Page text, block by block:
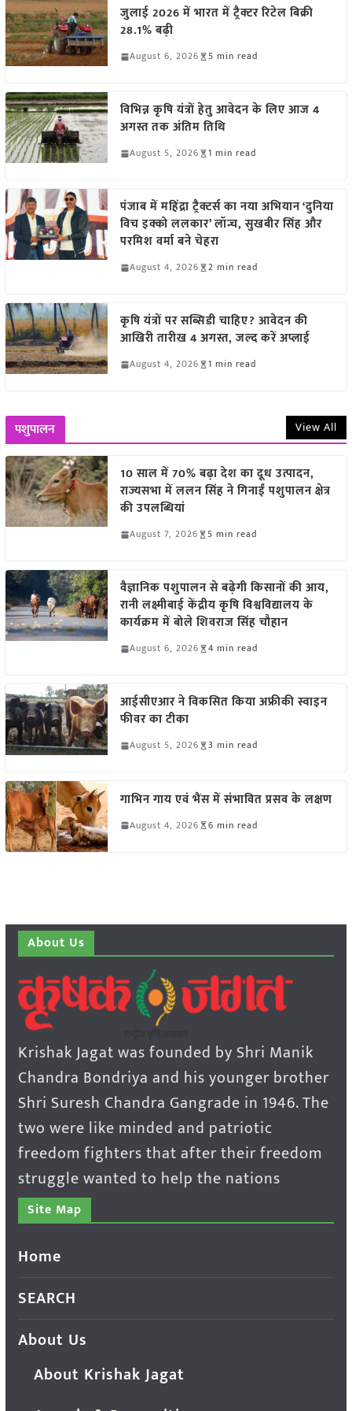
जुलाई 2026 में भारत में ट्रैक्टर रिटेल बिक्री
28.1% बढ़ी
August 6, 2026 5 min read
विभिन्न कृषि यंत्रों हेतु आवेदन के लिए आज 4
अगस्त तक अंतिम तिथि
August 5, 2026 1 min read
पंजाब में महिंद्रा ट्रैक्टर्स का नया अभियान ‘दुनिया
विच इक्को ललकार’ लॉन्च, सुखबीर सिंह और
परमिश वर्मा बने चेहरा
August 4, 2026 2 min read
कृषि यंत्रों पर सब्सिडी चाहिए? आवेदन की
आखिरी तारीख 4 अगस्त, जल्द करें अप्लाई
August 4, 2026 1 min read
पशुपालन View All
10 साल में 70% बढ़ा देश का दूध उत्पादन,
राज्यसभा में ललन सिंह ने गिनाईं पशुपालन क्षेत्र
की उपलब्धियां
August 7, 2026 5 min read
वैज्ञानिक पशुपालन से बढ़ेगी किसानों की आय,
रानी लक्ष्मीबाई केंद्रीय कृषि विश्वविद्यालय के
कार्यक्रम में बोले शिवराज सिंह चौहान
August 6, 2026 4 min read
आईसीएआर ने विकसित किया अफ्रीकी स्वाइन
फीवर का टीका
August 5, 2026 3 min read
गाभिन गाय एवं भैंस में संभावित प्रसव के लक्षण
August 4, 2026 6 min read
About Us
Krishak Jagat was founded by Shri Manik
Chandra Bondriya and his younger brother
Shri Suresh Chandra Gangrade in 1946. The
two were like minded and patriotic
freedom fighters that after their freedom
struggle wanted to help the nations
Site Map
Home
SEARCH
About Us
About Krishak Jagat